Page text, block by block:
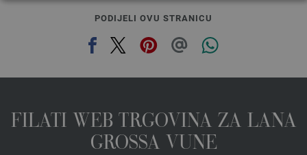
PODIJELI OVU STRANICU
FILATI WEB TRGOVINA ZA LANA
GROSSA VUNE